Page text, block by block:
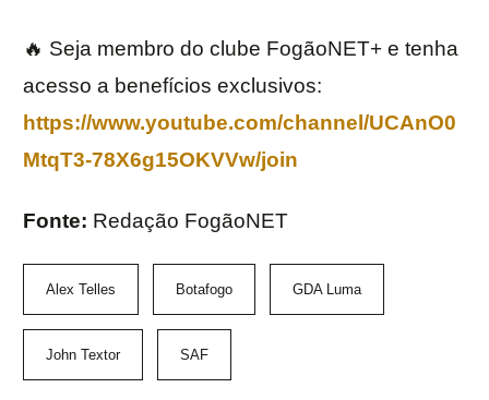
🔥 Seja membro do clube FogãoNET+ e tenha
acesso a benefícios exclusivos:
https://www.youtube.com/channel/UCAnO0
MtqT3-78X6g15OKVVw/join
Fonte: Redação FogãoNET
Alex Telles Botafogo GDA Luma
John Textor SAF